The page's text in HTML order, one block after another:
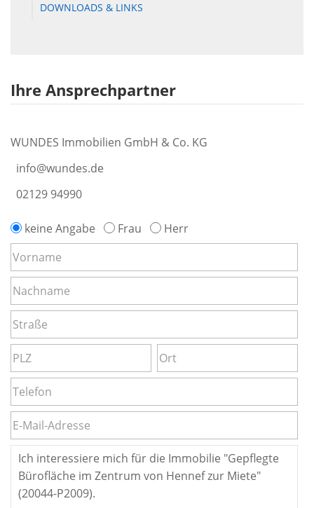
DOWNLOADS & LINKS
Ihre Ansprechpartner
WUNDES Immobilien GmbH & Co. KG
info@wundes.de
02129 94990
keine Angabe Frau Herr